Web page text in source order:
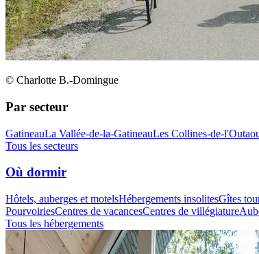
© Charlotte B.-Domingue
Par secteur
GatineauLa Vallée-de-la-GatineauLes Collines-de-
Tous les secteurs
Où dormir
Hôtels, auberges et motelsHébergements insolitesGîtes
PourvoiriesCentres de vacancesCentres de villégiature
Tous les hébergements